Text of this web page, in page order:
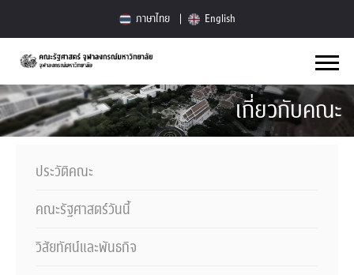
ภาษาไทย English
เกี่ยวกับคณะ
ประวัติคณะ
คณะรัฐศาสตร์วันนี้
วิสัยทัศน์และพันธกิจ